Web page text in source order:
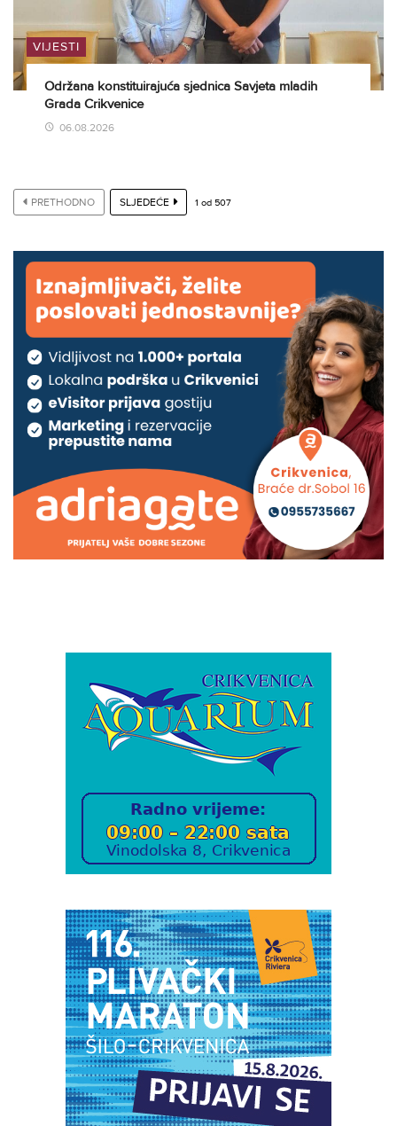
VIJESTI
Održana konstituirajuća sjednica Savjeta mladih
Grada Crikvenice
06.08.2026
PRETHODNO SLJEDEĆE 1 od 507